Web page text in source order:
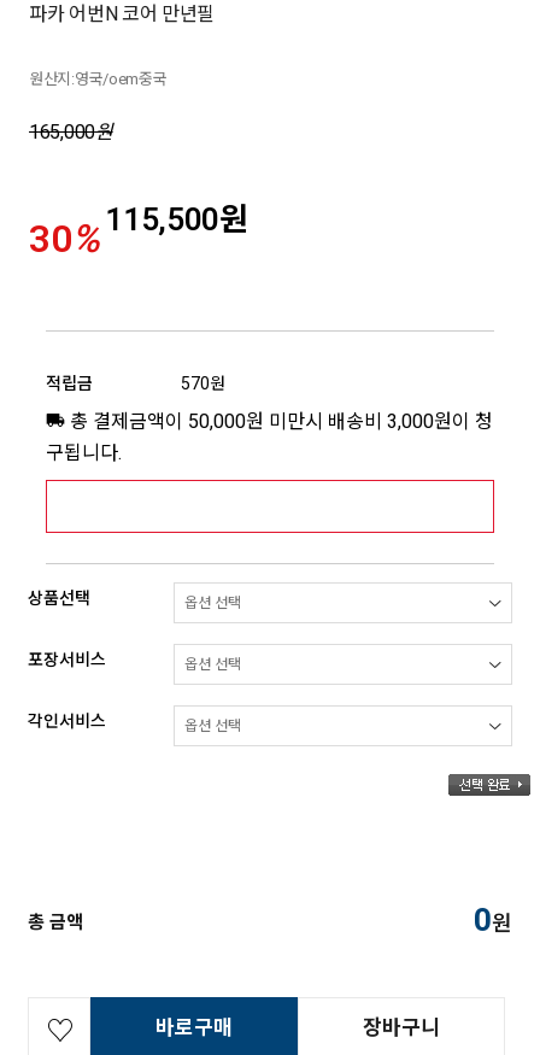
파카 어번N 코어 만년필
원산지:영국/oem중국
165,000원
30%115,500원
적립금 570원
총 결제금액이 50,000원 미만시 배송비 3,000원이 청
구됩니다.
상품선택
포장서비스
각인서비스
총 금액 0원
바로구매 장바구니